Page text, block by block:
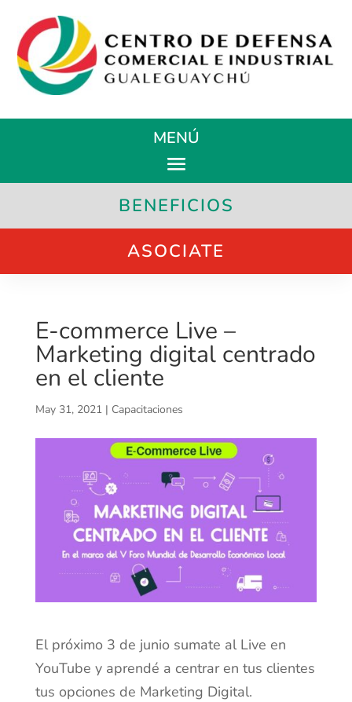
MENÚ
BENEFICIOS
ASOCIATE
E-commerce Live –
Marketing digital centrado
en el cliente
May 31, 2021| Capacitaciones
El próximo 3 de junio sumate al Live en
YouTube y aprendé a centrar en tus clientes
tus opciones de Marketing Digital.